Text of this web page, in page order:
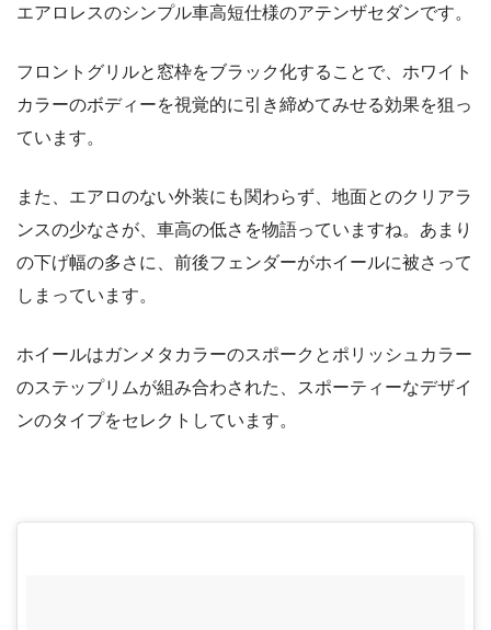
エアロレスのシンプル車高短仕様のアテンザセダンです。
フロントグリルと窓枠をブラック化することで、ホワイト
カラーのボディーを視覚的に引き締めてみせる効果を狙っ
ています。
また、エアロのない外装にも関わらず、地面とのクリアラ
ンスの少なさが、車高の低さを物語っていますね。あまり
の下げ幅の多さに、前後フェンダーがホイールに被さって
しまっています。
ホイールはガンメタカラーのスポークとポリッシュカラー
のステップリムが組み合わされた、スポーティーなデザイ
ンのタイプをセレクトしています。